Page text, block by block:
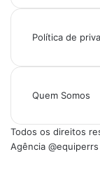
Política de
Quem Somos
Todos os direitos
Agência @equiperrs